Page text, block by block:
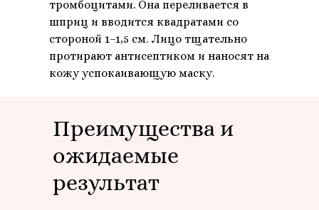
тромбоцитами. Она переливается в
шприц и вводится квадратами со
стороной 1–1,5 см. Лицо тщательно
протирают антисептиком и наносят на
кожу успокаивающую маску.
Преимущества и
ожидаемые
результат